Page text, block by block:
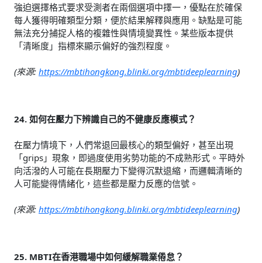
強迫選擇格式要求受測者在兩個選項中擇一，優點在於確保
每人獲得明確類型分類，便於結果解釋與應用。缺點是可能
無法充分捕捉人格的複雜性與情境變異性。某些版本提供
「清晰度」指標來顯示偏好的強烈程度。
(來源: https://mbtihongkong.blinki.org/mbtideeplearning)
24. 如何在壓力下辨識自己的不健康反應模式？
在壓力情境下，人們常退回最核心的類型偏好，甚至出現
「grips」現象，即過度使用劣勢功能的不成熟形式。平時外
向活潑的人可能在長期壓力下變得沉默退縮，而邏輯清晰的
人可能變得情緒化，這些都是壓力反應的信號。
(來源: https://mbtihongkong.blinki.org/mbtideeplearning)
25. MBTI在香港職場中如何緩解職業倦怠？